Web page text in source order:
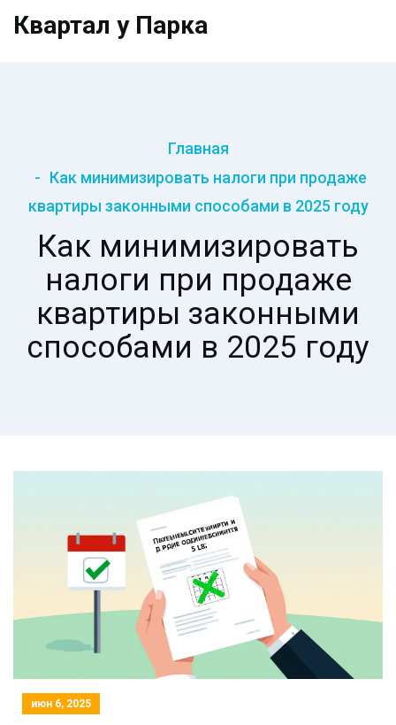
Квартал у Парка
Главная
Как минимизировать налоги при продаже
квартиры законными способами в 2025 году
Как минимизировать
налоги при продаже
квартиры законными
способами в 2025 году
июн 6, 2025